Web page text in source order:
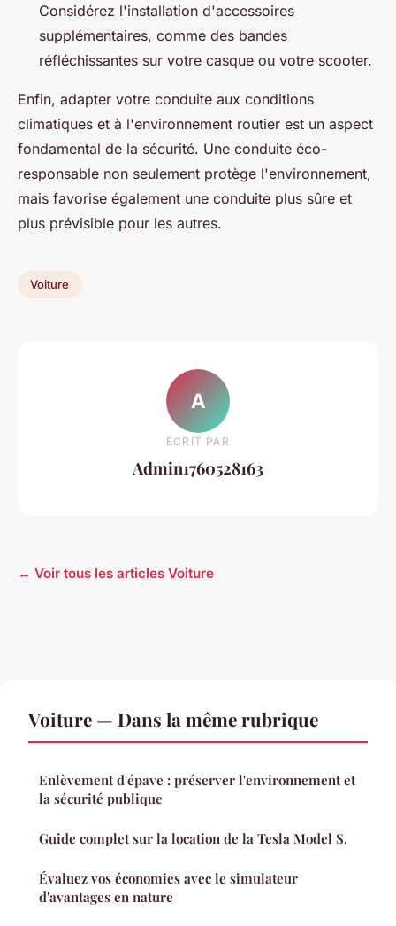
Considérez l'installation d'accessoires
supplémentaires, comme des bandes
réfléchissantes sur votre casque ou votre scooter.
Enfin, adapter votre conduite aux conditions
climatiques et à l'environnement routier est un aspect
fondamental de la sécurité. Une conduite éco-
responsable non seulement protège l'environnement,
mais favorise également une conduite plus sûre et
plus prévisible pour les autres.
Voiture
A
ECRIT PAR
Admin1760528163
← Voir tous les articles Voiture
Voiture — Dans la même rubrique
Enlèvement d'épave : préserver l'environnement et
la sécurité publique
Guide complet sur la location de la Tesla Model S.
Évaluez vos économies avec le simulateur
d'avantages en nature